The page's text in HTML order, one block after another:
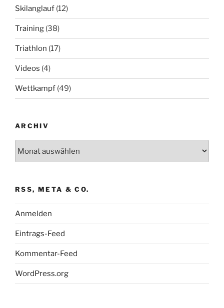
Skilanglauf (12)
Training (38)
Triathlon (17)
Videos (4)
Wettkampf (49)
ARCHIV
RSS, META & CO.
Anmelden
Eintrags-Feed
Kommentar-Feed
WordPress.org